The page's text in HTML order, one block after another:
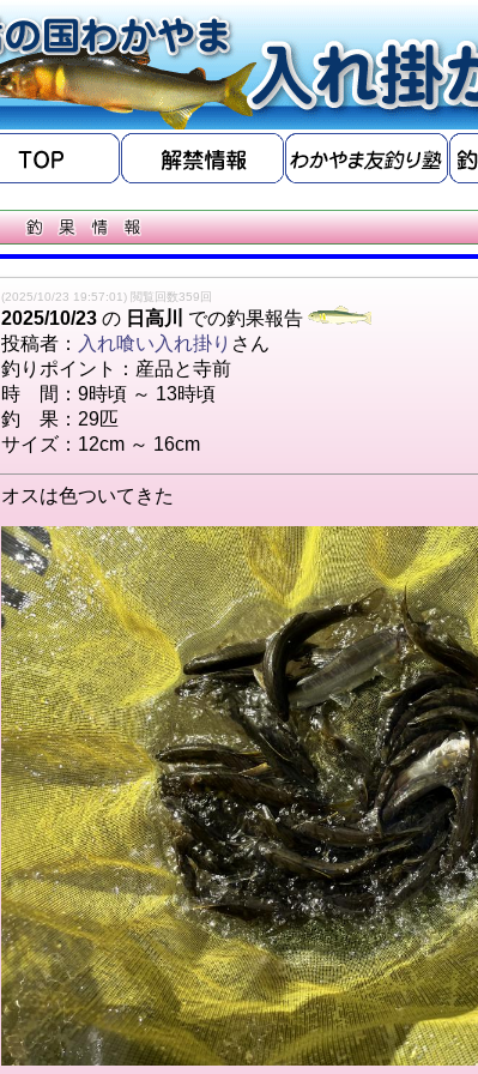
(2025/10/23 19:57:01) 閲覧回数359回
2025/10/23 の 日高川
での釣果報告
投稿者： 入れ喰い入れ掛り さん
釣りポイント：産品と寺前
時 間：9時頃 ～ 13時頃
釣 果：29匹
サイズ：12cm ～ 16cm
オスは色ついてきた